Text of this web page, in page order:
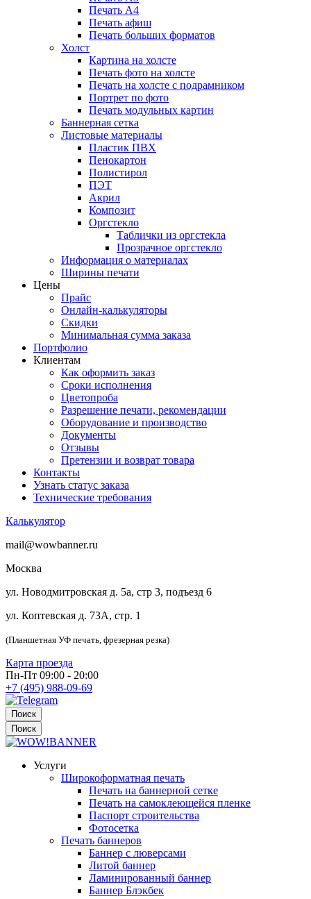
Печать А4
Печать афиш
Печать больших форматов
Холст
Картина на холсте
Печать фото на холсте
Печать на холсте с подрамником
Портрет по фото
Печать модульных картин
Баннерная сетка
Листовые материалы
Пластик ПВХ
Пенокартон
Полистирол
ПЭТ
Акрил
Композит
Оргстекло
Таблички из оргстекла
Прозрачное оргстекло
Информация о материалах
Ширины печати
Цены
Прайс
Онлайн-калькуляторы
Скидки
Минимальная сумма заказа
Портфолио
Клиентам
Как оформить заказ
Сроки исполнения
Цветопроба
Разрешение печати, рекомендации
Оборудование и производство
Документы
Отзывы
Претензии и возврат товара
Контакты
Узнать статус заказа
Технические требования
Калькулятор
mail@wowbanner.ru
Москва
ул. Новодмитровская д. 5а, стр 3, подъезд 6
ул. Коптевская д. 73А, стр. 1
(Планшетная УФ печать, фрезерная резка)
Карта проезда
Пн-Пт 09:00 - 20:00
+7 (495) 988-09-69
Поиск
Поиск
Услуги
Широкоформатная печать
Печать на баннерной сетке
Печать на самоклеющейся пленке
Паспорт строительства
Фотосетка
Печать баннеров
Баннер с люверсами
Литой баннер
Ламинированный баннер
Баннер Блэкбек